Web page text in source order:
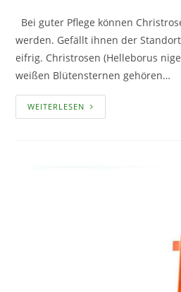
Bei guter Pflege können
werden. Gefällt ihnen der
eifrig. Christrosen (Helleborus
weißen Blütensternen gehören…
WEITERLESEN DIE
RICHTIGE